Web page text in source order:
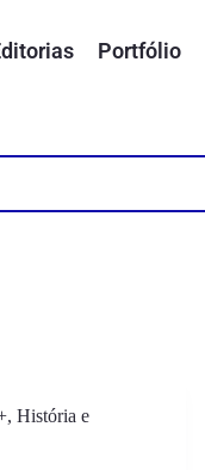
Portfólio
,História e